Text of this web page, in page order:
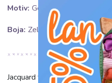
Motiv: Geo Uzorci
Boja: Zelena
Jacquard tkanina 'Jacquard